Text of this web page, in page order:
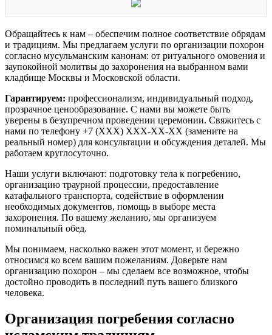
Обращайтесь к нам – обеспечим полное соответствие обрядам
и традициям. Мы предлагаем услуги по организации похорон
согласно мусульманским канонам: от ритуального омовения и
заупокойной молитвы до захоронения на выбранном вами
кладбище Москвы и Московской области.
Гарантируем: профессионализм, индивидуальный подход,
прозрачное ценообразование. С нами вы можете быть
уверены в безупречном проведении церемонии. Свяжитесь с
нами по телефону +7 (XXX) XXX-XX-XX (замените на
реальный номер) для консультации и обсуждения деталей. Мы
работаем круглосуточно.
Наши услуги включают: подготовку тела к погребению,
организацию траурной процессии, предоставление
катафального транспорта, содействие в оформлении
необходимых документов, помощь в выборе места
захоронения. По вашему желанию, мы организуем
поминальный обед.
Мы понимаем, насколько важен этот момент, и бережно
относимся ко всем вашим пожеланиям. Доверьте нам
организацию похорон – мы сделаем все возможное, чтобы
достойно проводить в последний путь вашего близкого
человека.
Организация погребения согласно